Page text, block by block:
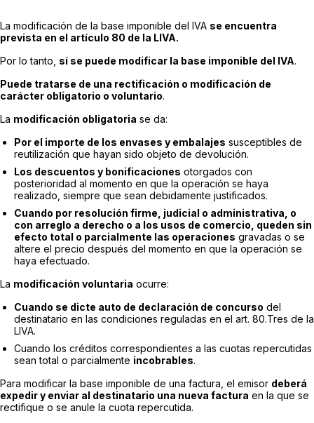
La modificación de la base imponible del IVA se encuentra
prevista en el artículo 80 de la LIVA.
Por lo tanto, sí se puede modificar la base imponible del IVA.
Puede tratarse de una rectificación o modificación de
carácter obligatorio o voluntario.
La modificación obligatoria se da:
Por el importe de los envases y embalajes susceptibles de
reutilización que hayan sido objeto de devolución.
Los descuentos y bonificaciones otorgados con
posterioridad al momento en que la operación se haya
realizado, siempre que sean debidamente justificados.
Cuando por resolución firme, judicial o administrativa, o
con arreglo a derecho o a los usos de comercio, queden sin
efecto total o parcialmente las operaciones gravadas o se
altere el precio después del momento en que la operación se
haya efectuado.
La modificación voluntaria ocurre:
Cuando se dicte auto de declaración de concurso del
destinatario en las condiciones reguladas en el art. 80.Tres de la
LIVA.
Cuando los créditos correspondientes a las cuotas repercutidas
sean total o parcialmente incobrables.
Para modificar la base imponible de una factura, el emisor deberá
expedir y enviar al destinatario una nueva factura en la que se
rectifique o se anule la cuota repercutida.